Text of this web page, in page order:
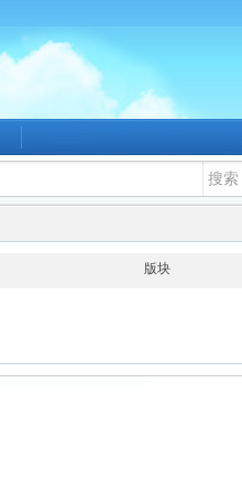
搜索
版块